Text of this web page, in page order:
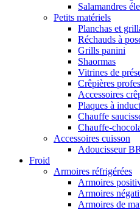
Salamandres
Petits matériels
Planchas et
Réchauds à
Grills panini
Shaormas
Vitrines de
Crêpières
Accessoires
Plaques à
Chauffe
Chauffe-
Accessoires cuisson
Adoucisseur
Froid
Armoires réfrigérées
Armoires
Armoires
Armoires de